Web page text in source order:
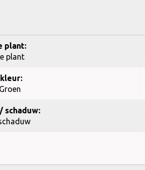
plant:
plant
Groen
schaduw: